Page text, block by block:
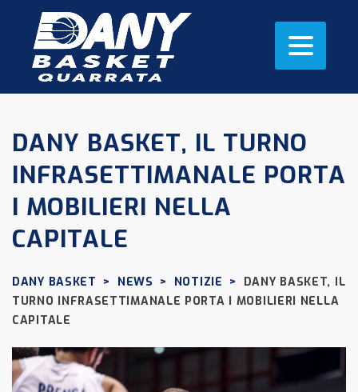
DANY BASKET, IL TURNO
INFRASETTIMANALE PORTA
I MOBILIERI NELLA
CAPITALE
DANY BASKET > NEWS > NOTIZIE >
DANY BASKET, IL
TURNO INFRASETTIMANALE PORTA I MOBILIERI NELLA
CAPITALE